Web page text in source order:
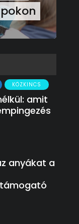
KÖZKINCS
amit
anyákat a